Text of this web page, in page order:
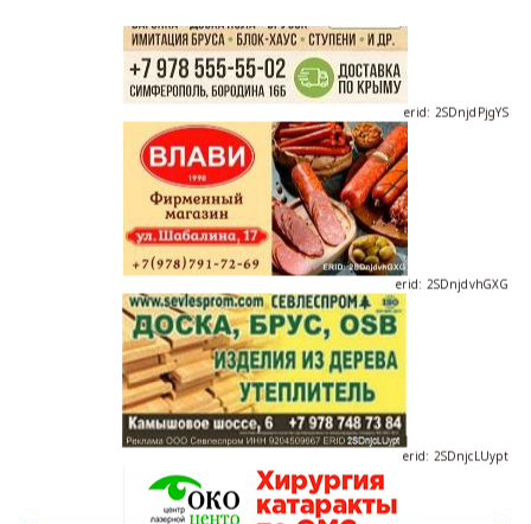
erid: 2SDnjdPjgYS
erid: 2SDnjdvhGXG